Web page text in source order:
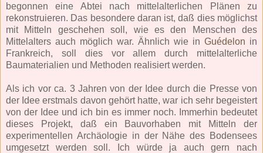
begonnen eine Abtei nach mittelalterlichen Plänen zu
rekonstruieren. Das besondere daran ist, daß dies möglichst
mit Mitteln geschehen soll, wie es den Menschen des
Mittelalters auch möglich war. Ähnlich wie in Guédelon in
Frankreich, soll dies vor allem durch mittelalterliche
Baumaterialien und Methoden realisiert werden.
Als ich vor ca. 3 Jahren von der Idee durch die Presse von
der Idee erstmals davon gehört hatte, war ich sehr begeistert
von der Idee und ich bin es immer noch. Immerhin bedeutet
dieses Projekt, daß ein Bauvorhaben mit Mitteln der
experimentellen Archäologie in der Nähe des Bodensees
umgesetzt werden soll. Ich würde ja auch gern nach